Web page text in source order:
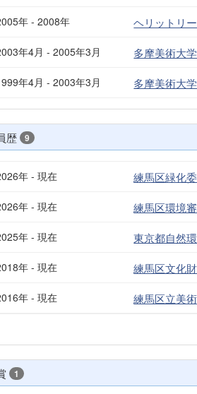
年 - 2008年 ヘリットリ
年4月 - 2005年3月 多摩美術大
年4月 - 2003年3月 多摩美術大
歴 9
年 - 現在 練馬区緑化
年 - 現在 練馬区環境
年 - 現在 東京都自然
年 - 現在 練馬区文化
年 - 現在 練馬区立美
1